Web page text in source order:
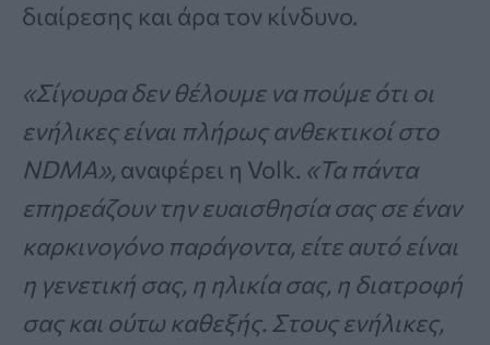
διαίρεσης και άρα τον κίνδυνο.
«Σίγουρα δεν θέλουμε να πούμε ότι οι
ενήλικες είναι πλήρως ανθεκτικοί στο
NDMA», αναφέρει η Volk. «Τα πάντα
επηρεάζουν την ευαισθησία σας σε έναν
καρκινογόνο παράγοντα, είτε αυτό είναι
η γενετική σας, η ηλικία σας, η διατροφή
σας και ούτω καθεξής. Στους ενήλικες,